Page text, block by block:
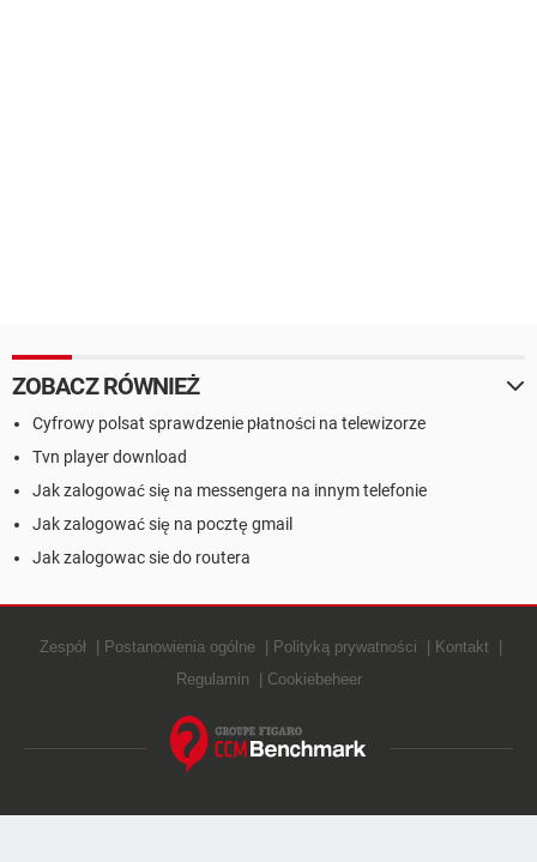
ZOBACZ RÓWNIEŻ
Cyfrowy polsat sprawdzenie płatności na telewizorze
Tvn player download
Jak zalogować się na messengera na innym telefonie
Jak zalogować się na pocztę gmail
Jak zalogowac sie do routera
Zespół Postanowienia ogólne Polityką prywatności
Kontakt
Regulamin
Cookiebeheer